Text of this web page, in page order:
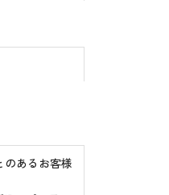
のあるお客様